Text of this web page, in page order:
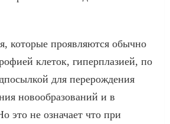
которые проявляются обычно
клеток, гиперплазией, по
для перерождения
новообразований и в
это не означает что при